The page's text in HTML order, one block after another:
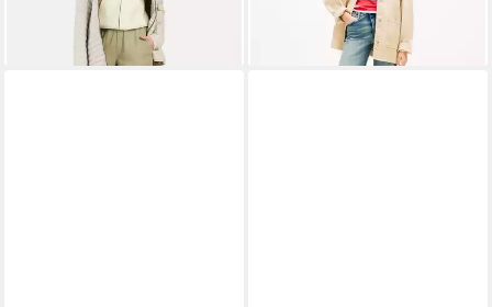
Oversized Fit